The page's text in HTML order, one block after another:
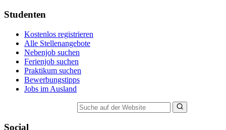
Studenten
Kostenlos registrieren
Alle Stellenangebote
Nebenjob suchen
Ferienjob suchen
Praktikum suchen
Bewerbungstipps
Jobs im Ausland
Social